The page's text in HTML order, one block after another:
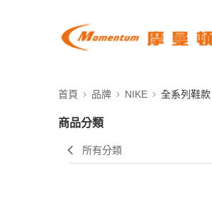
首頁 品牌 NIKE 全系列鞋款
商品分類
所有分類